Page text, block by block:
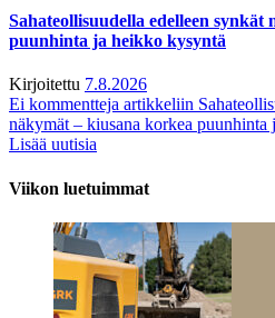
Sahateollisuudella edelleen
puunhinta ja heikko kysyntä
Kirjoitettu 7.8.2026
Ei kommentteja artikkeliin
näkymät – kiusana korkea puunhinta
Lisää uutisia
Viikon luetuimmat